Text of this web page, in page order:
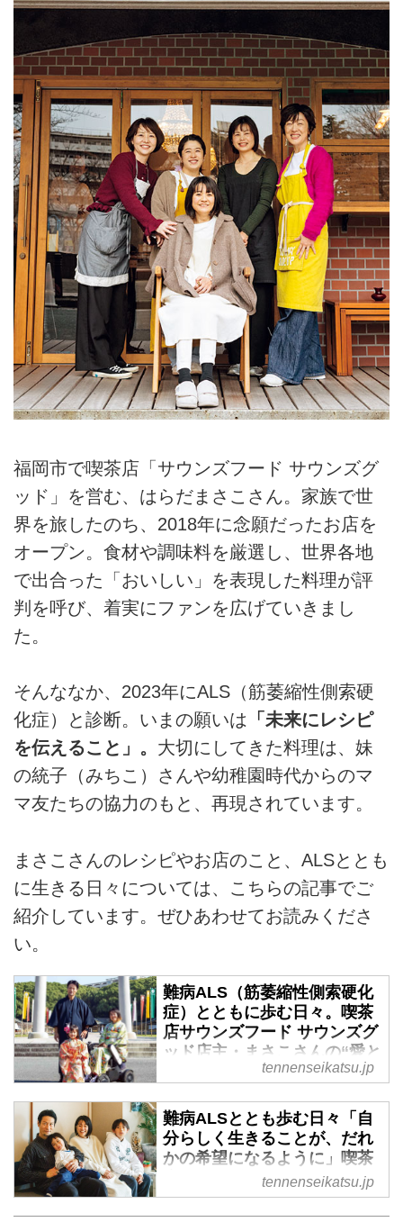
福岡市で喫茶店「サウンズフード サウンズグ
ッド」を営む、はらだまさこさん。家族で世
界を旅したのち、2018年に念願だったお店を
オープン。食材や調味料を厳選し、世界各地
で出合った「おいしい」を表現した料理が評
判を呼び、着実にファンを広げていきまし
た。
そんななか、2023年にALS（筋萎縮性側索硬
化症）と診断。いまの願いは 「未来にレシピ
を伝えること」。 大切にしてきた料理は、妹
の統子（みちこ）さんや幼稚園時代からのマ
マ友たちの協力のもと、再現されています。
まさこさんのレシピやお店のこと、ALSととも
に生きる日々については、こちらの記事でご
紹介しています。ぜひあわせてお読みくださ
い。
難病ALS（筋萎縮性側索硬化
症）とともに歩む日々。喫茶
店サウンズフード サウンズグ
ッド店主・まさこさんの“愛と
希望”の物語「ありのままに人
とをあきらめない」 - 天然生
活web
福岡の喫茶店「サウンズフード
サウンズグッド」の店主、まさこ
さん。難病ALSを発症しながら
も、人生を楽しみながら挑戦し続
tennenseikatsu.jp
難病ALSととも歩む日々「自
分らしく生きることが、だれ
かの希望になるように」喫茶
店サウンズフード サウンズグ
ッド店主・まさこさんの“愛と
希望の物語” - 天然生活web
tennenseikatsu.jp